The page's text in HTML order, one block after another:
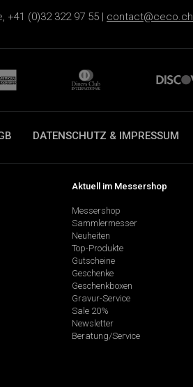
+41 (0)32 322 97 55 | contact@ceco.ch
DATENSCHUTZ & IMPRESSUM
Aktuell im Messershop
Messershop
Sammlermesser
Neuheiten
Top-Produkte
Gutscheine
Geschenke
Geschenkboxen
Gravur-Service
Sale 20%
Newsletter
Beratung/Service